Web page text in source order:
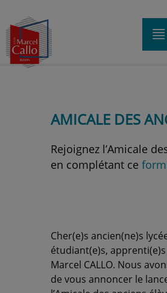
o
AMICALE DES
Rejoignez l’Amicale
en complétant ce
Cher(e)s ancien(ne)s
étudiant(e)s,
Marcel CALLO. Nous
de vous annoncer le